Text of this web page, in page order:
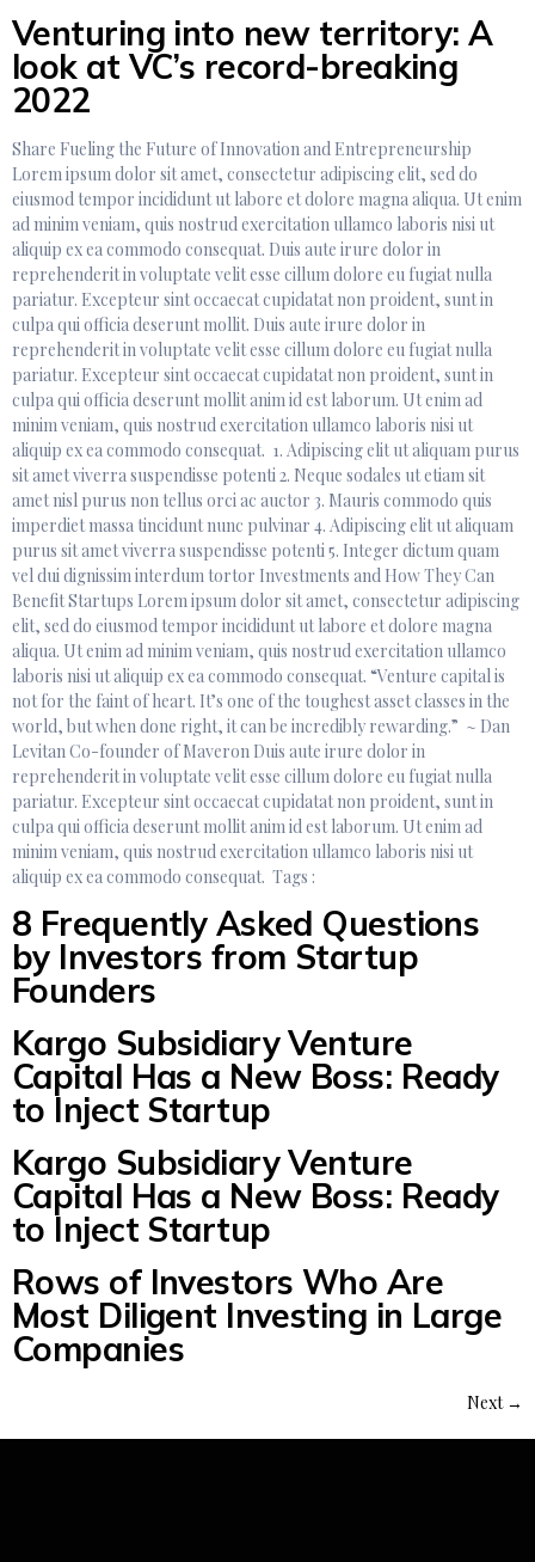
Venturing into new territory: A
look at VC’s record-breaking
2022
Share Fueling the Future of Innovation and Entrepreneurship
Lorem ipsum dolor sit amet, consectetur adipiscing elit, sed do
eiusmod tempor incididunt ut labore et dolore magna aliqua. Ut enim
ad minim veniam, quis nostrud exercitation ullamco laboris nisi ut
aliquip ex ea commodo consequat. Duis aute irure dolor in
reprehenderit in voluptate velit esse cillum dolore eu fugiat nulla
pariatur. Excepteur sint occaecat cupidatat non proident, sunt in
culpa qui officia deserunt mollit. Duis aute irure dolor in
reprehenderit in voluptate velit esse cillum dolore eu fugiat nulla
pariatur. Excepteur sint occaecat cupidatat non proident, sunt in
culpa qui officia deserunt mollit anim id est laborum. Ut enim ad
minim veniam, quis nostrud exercitation ullamco laboris nisi ut
aliquip ex ea commodo consequat. 1. Adipiscing elit ut aliquam purus
sit amet viverra suspendisse potenti 2. Neque sodales ut etiam sit
amet nisl purus non tellus orci ac auctor 3. Mauris commodo quis
imperdiet massa tincidunt nunc pulvinar 4. Adipiscing elit ut aliquam
purus sit amet viverra suspendisse potenti 5. Integer dictum quam
vel dui dignissim interdum tortor Investments and How They Can
Benefit Startups Lorem ipsum dolor sit amet, consectetur adipiscing
elit, sed do eiusmod tempor incididunt ut labore et dolore magna
aliqua. Ut enim ad minim veniam, quis nostrud exercitation ullamco
laboris nisi ut aliquip ex ea commodo consequat. “Venture capital is
not for the faint of heart. It’s one of the toughest asset classes in the
world, but when done right, it can be incredibly rewarding.” ~ Dan
Levitan Co-founder of Maveron Duis aute irure dolor in
reprehenderit in voluptate velit esse cillum dolore eu fugiat nulla
pariatur. Excepteur sint occaecat cupidatat non proident, sunt in
culpa qui officia deserunt mollit anim id est laborum. Ut enim ad
minim veniam, quis nostrud exercitation ullamco laboris nisi ut
aliquip ex ea commodo consequat. Tags :
8 Frequently Asked Questions
by Investors from Startup
Founders
Kargo Subsidiary Venture
Capital Has a New Boss: Ready
to Inject Startup
Kargo Subsidiary Venture
Capital Has a New Boss: Ready
to Inject Startup
Rows of Investors Who Are
Most Diligent Investing in Large
Companies
Next →